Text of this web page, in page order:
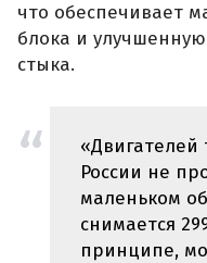
что обеспечивает
блока и
стыка.
«Двигателей
России не
маленьком
снимается
принципе,